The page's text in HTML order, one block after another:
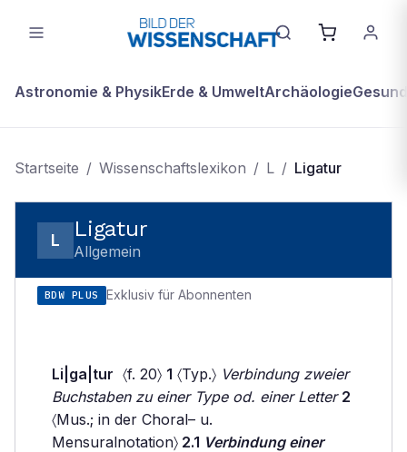
Astronomie & PhysikErde & UmweltArchäologie
Startseite / Wissenschaftslexikon / L / Ligatur
L Ligatur
Allgemein
BDW PLUS Exklusiv für Abonnenten
Li|ga|tur 〈f. 20〉 1 〈Typ.〉 Verbindung zweier
Buchstaben zu einer Type od. einer Letter 2
〈Mus.; in der Choral– u.
Mensuralnotation〉 2.1 Verbindung einer